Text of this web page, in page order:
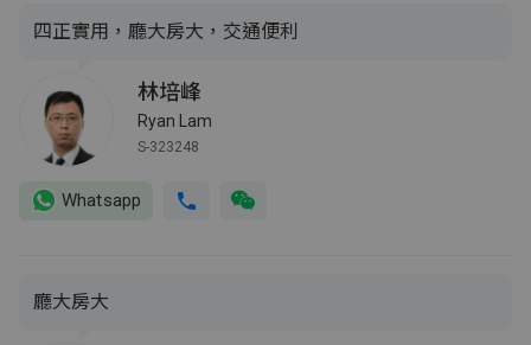
四正實用，廳大房大，交通便利
林培峰
Ryan Lam
S-323248
Whatsapp
廳大房大